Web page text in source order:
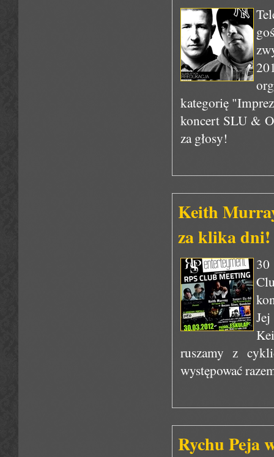
kategorię
koncert SLU &
za głosy!
Keith
za klika dni!
30
ruszamy z
występować
Rychu Peja